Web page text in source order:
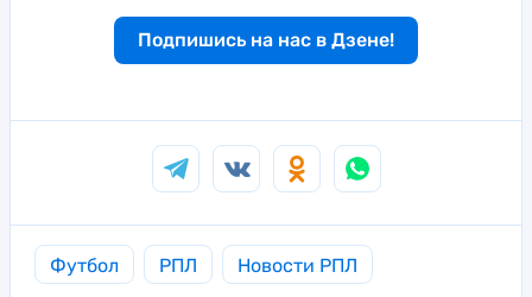
Подпишись на нас в Дзене!
Футбол РПЛ Новости РПЛ